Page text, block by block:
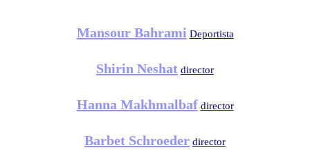
Mansour Bahrami Deportista
Shirin Neshat director
Hanna Makhmalbaf director
Barbet Schroeder director